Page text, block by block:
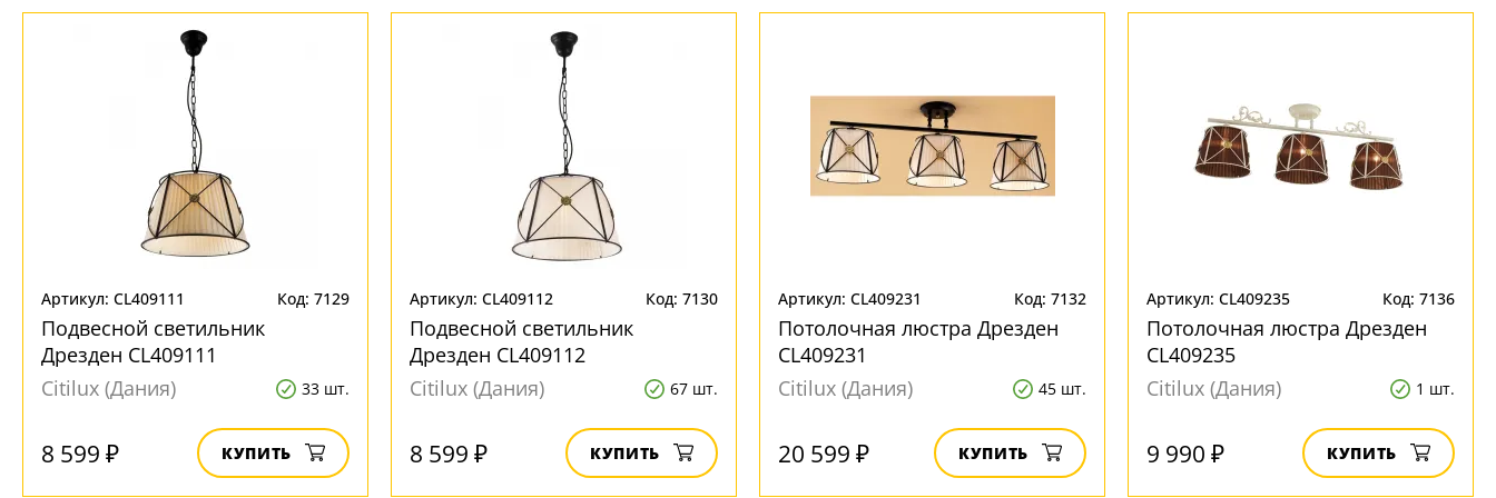
Артикул: CL409111 Код: 7129
Подвесной светильник
Дрезден CL409111
Citilux (Дания)
33 шт.
8 599 ₽ КУПИТЬ
Артикул: CL409112 Код: 7130
Подвесной светильник
Дрезден CL409112
Citilux (Дания)
67 шт.
8 599 ₽ КУПИТЬ
Артикул: CL409231 Код: 7132
Потолочная люстра Дрезден
CL409231
Citilux (Дания)
45 шт.
20 599 ₽ КУПИТЬ
Артикул: CL409235 Код: 7136
Потолочная люстра Дрезден
CL409235
Citilux (Дания)
1 шт.
9 990 ₽ КУПИТЬ